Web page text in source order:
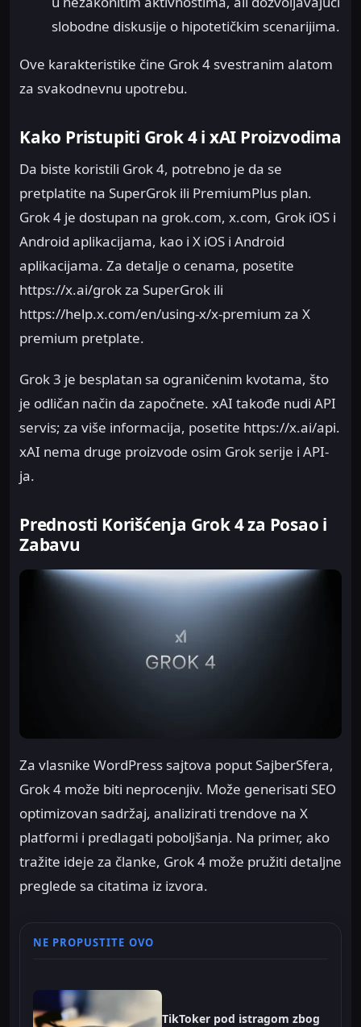
slobodne diskusije o hipotetičkim scenarijima.
Ove karakteristike čine Grok 4 svestranim alatom
za svakodnevnu upotrebu.
Kako Pristupiti Grok 4 i xAI Proizvodima
Da biste koristili Grok 4, potrebno je da se
pretplatite na SuperGrok ili PremiumPlus plan.
Grok 4 je dostupan na grok.com, x.com, Grok iOS i
Android aplikacijama, kao i X iOS i Android
aplikacijama. Za detalje o cenama, posetite
https://x.ai/grok za SuperGrok ili
https://help.x.com/en/using-x/x-premium za X
premium pretplate.
Grok 3 je besplatan sa ograničenim kvotama, što
je odličan način da započnete. xAI takođe nudi API
servis; za više informacija, posetite https://x.ai/api.
xAI nema druge proizvode osim Grok serije i API-
ja.
Prednosti Korišćenja Grok 4 za Posao i
Zabavu
Za vlasnike WordPress sajtova poput SajberSfera,
Grok 4 može biti neprocenjiv. Može generisati SEO
optimizovan sadržaj, analizirati trendove na X
platformi i predlagati poboljšanja. Na primer, ako
tražite ideje za članke, Grok 4 može pružiti detaljne
preglede sa citatima iz izvora.
NE PROPUSTITE OVO
TikToker pod istragom zbog